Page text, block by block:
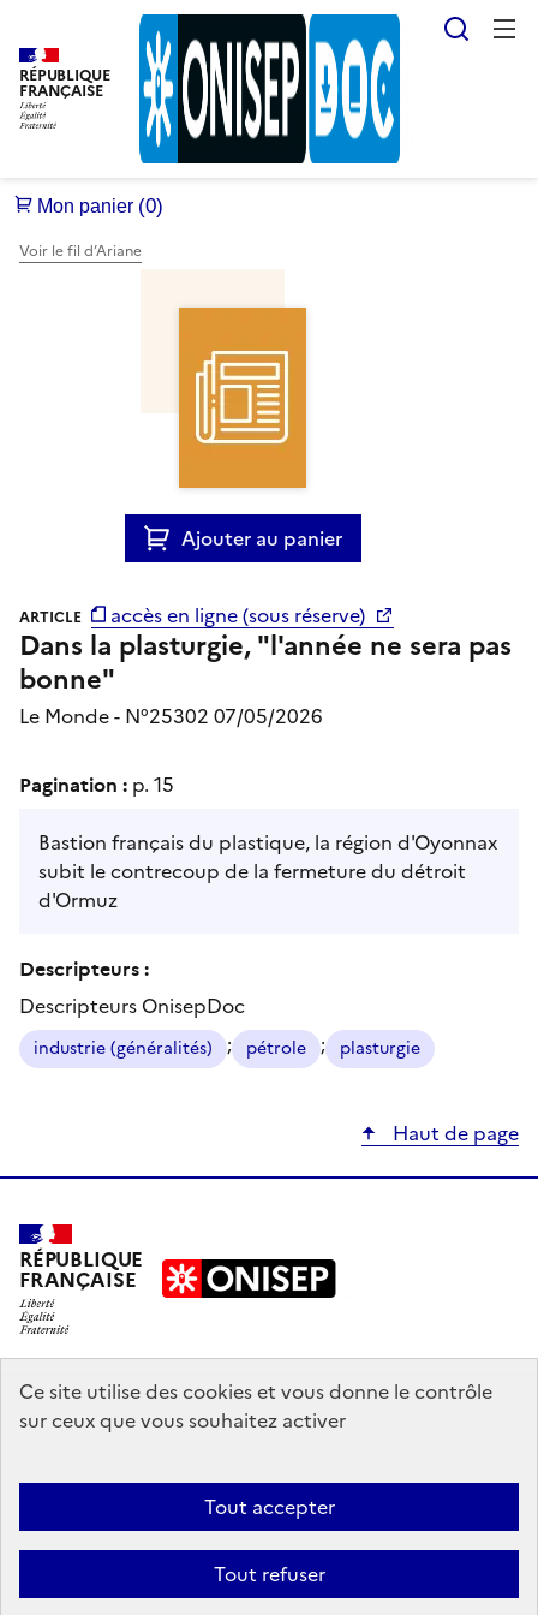
Ce site utilise des cookies et vous donne le contrôle
sur ceux que vous souhaitez activer
Tout accepter
Tout refuser
RÉPUBLIQUE
FRANÇAISE
Voir le fil d’Ariane
Ajouter au panier
accès en ligne (sous réserve)
ARTICLE
Dans la plasturgie, "l'année ne sera pas
bonne"
Le Monde - N°25302 07/05/2026
Pagination : p. 15
Bastion français du plastique, la région d'Oyonnax
subit le contrecoup de la fermeture du détroit
d'Ormuz
Descripteurs :
Descripteurs OnisepDoc
industrie (généralités) ; pétrole ; plasturgie
Haut de page
RÉPUBLIQUE
FRANÇAISE
education.gouv.fr
enseignementsup-recherche.gouv.fr
Accessibilité : partiellement conforme